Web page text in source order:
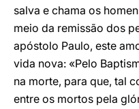
salva e chama os
meio da remissão dos
apóstolo Paulo, este
vida nova: «Pelo
na morte, para que, tal
entre os mortos pela